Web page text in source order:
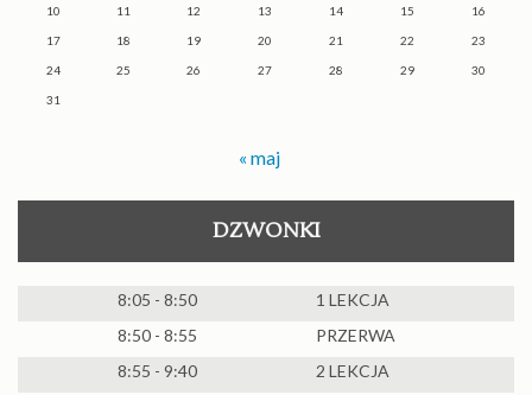
10 11 12 13 14 15 16
17 18 19 20 21 22 23
24 25 26 27 28 29 30
31
« maj
DZWONKI
8:05 - 8:50
1 LEKCJA
8:50 - 8:55
PRZERWA
8:55 - 9:40
2 LEKCJA